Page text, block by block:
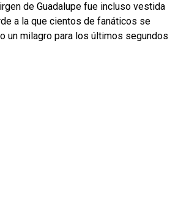
de Guadalupe fue incluso vestida
a la que cientos de fanáticos se
un milagro para los últimos segundos